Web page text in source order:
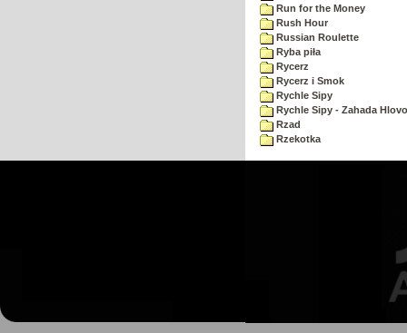
Run for the Money
Rush Hour
Russian Roulette
Ryba piła
Rycerz
Rycerz i Smok
Rychle Sipy
Rychle Sipy - Zahada
Rzad
Rzekotka